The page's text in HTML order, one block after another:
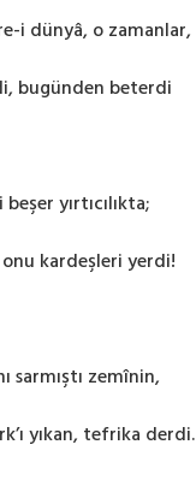
i dünyâ, o zamanlar,
bugünden beterdi
yırtıcılıkta;
kardeşleri yerdi!
sarmıştı zemînin,
yıkan, tefrika derdi.